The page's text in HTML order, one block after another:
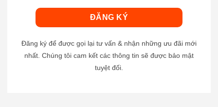
Đăng ký để được gọi lại tư vấn & nhận những ưu đãi mới
nhất. Chúng tôi cam kết các thông tin sẽ được bảo mật
tuyệt đối.